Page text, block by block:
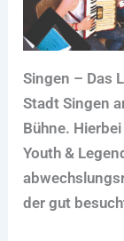
Singen – Das
Stadt Singen
Bühne.
Youth &
der gut